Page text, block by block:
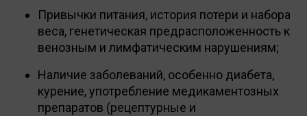
Привычки питания, история потери и набора
веса, генетическая предрасположенность к
венозным и лимфатическим нарушениям;
Наличие заболеваний, особенно диабета,
курение, употребление медикаментозных
препаратов (рецептурные и